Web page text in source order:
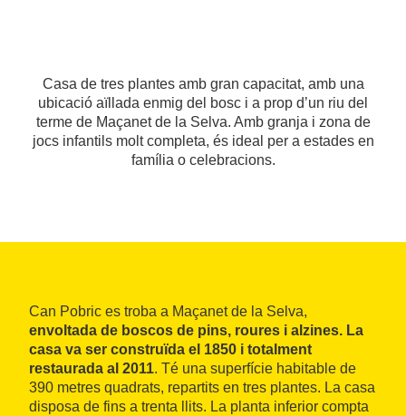
Casa de tres plantes amb gran capacitat, amb una
ubicació aïllada enmig del bosc i a prop d’un riu del
terme de Maçanet de la Selva. Amb granja i zona de
jocs infantils molt completa, és ideal per a estades en
família o celebracions.
Can Pobric es troba a Maçanet de la Selva,
envoltada de boscos de pins, roures i alzines. La
casa va ser construïda el 1850 i totalment
restaurada al 2011. Té una superfície habitable de
390 metres quadrats, repartits en tres plantes. La casa
disposa de fins a trenta llits. La planta inferior compta